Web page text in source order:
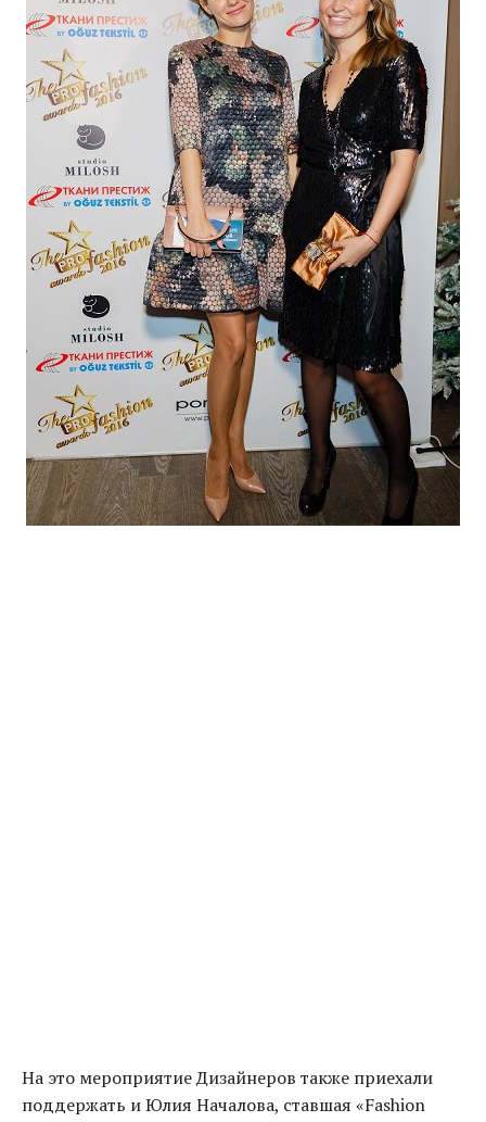
На это мероприятие Дизайнеров также приехали
поддержать и Юлия Началова, ставшая «Fashion